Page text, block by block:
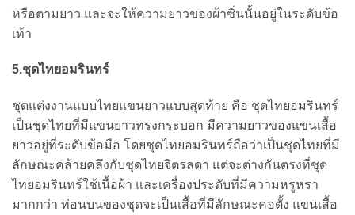
หรือตามยาว และจะให้ความยาวของผ้าซิ่นนั้นอยู่ในระดับข้อ
เท้า
5.ชุดไทยอมรินทร์
ชุดแต่งงานแบบไทยแขนยาวแบบสุดท้าย คือ ชุดไทยอมรินทร์
เป็นชุดไทยที่มีแขนยาวทรงกระบอก มีความยาวของแขนเสื้อ
ยาวอยู่ที่ระดับข้อมือ โดยชุดไทยอมรินทร์ถือว่าเป็นชุดไทยที่มี
ลักษณะคล้ายคลึงกับชุดไทยจิตรลดา แต่จะต่างกันตรงที่ชุด
ไทยอมรินทร์ใช้เนื้อผ้า และเครื่องประดับที่มีความหรูหรา
มากกว่า ท่อนบนของชุดจะเป็นเสื้อที่มีลักษณะคอตั้ง แขนเสื้อ